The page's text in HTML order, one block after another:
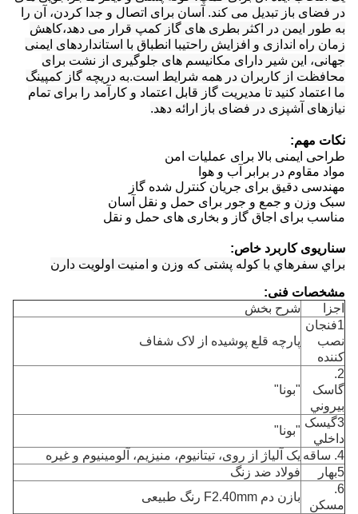
در فضای باز تبدیل می کند. آسان برای اتصال و جدا کردن، آن را
به طور ایمن در اکثر بطری های گاز کمپ قرار می دهد،کاهش
زمان راه اندازی و افزایش راحتیبا انطباق با استانداردهای ایمنی
جهانی، این شیر دارای مکانیسم های جلوگیری از نشت برای
محافظت از کاربران در همه شرایط است.به دریچه گاز کمپینگ
ما اعتماد کنید تا مدیریت گاز قابل اعتماد و کارآمد را برای تمام
نیازهای آشپزی در فضای باز ارائه دهد.
نکات مهم:
طراحی ایمنی بالا برای عملیات امن
مواد مقاوم در برابر آب و هوا
مهندسی دقیق برای جریان کنترل شده گاز
سبک وزن و جمع و جور برای حمل و نقل آسان
مناسب برای اجاق گاز و بخاری های حمل و نقل
سناریوی کاربرد خاص:
براي سفرهاي با کوله پشتی که وزن و امنيت اولويت دارن
مشخصات فنی:
اجزا
شرح بخش
1فنجان
نصب
کننده
پارچه قلع پوشیده از لاک شفاف
2.
گاسک
بيروني
"بونا"
3گيسک
داخلي
"بونا"
4. ساقه
یک آلیاژ از روی، تیتانیوم، منیزیم، آلومینیوم و غیره
5بهار
فولاد ضد زنگ
6.
مسکن
بازن دم F2.40mm رنگ طبیعی